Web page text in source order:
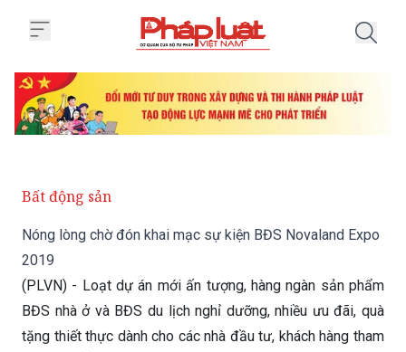
Bất động sản
Nóng lòng chờ đón khai mạc sự kiện BĐS Novaland Expo
2019
(PLVN) - Loạt dự án mới ấn tượng, hàng ngàn sản phẩm
BĐS nhà ở và BĐS du lịch nghỉ dưỡng, nhiều ưu đãi, quà
tặng thiết thực dành cho các nhà đầu tư, khách hàng tham